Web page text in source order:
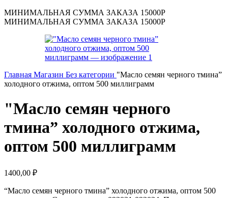
МИНИМАЛЬНАЯ СУММА ЗАКАЗА 15000Р
МИНИМАЛЬНАЯ СУММА ЗАКАЗА 15000Р
Главная Магазин Без категории "Масло семян черного тмина”
холодного отжима, оптом 500 миллиграмм
"Масло семян черного
тмина” холодного отжима,
оптом 500 миллиграмм
1400,00 ₽
“Масло семян черного тмина” холодного отжима, оптом 500